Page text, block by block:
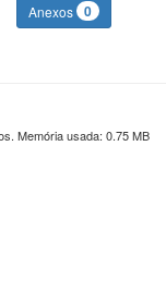
Anexos 0
Memória usada: 0.75 MB